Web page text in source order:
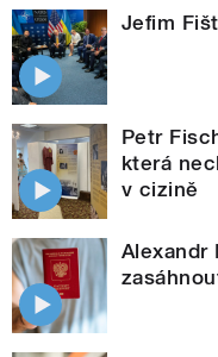
Jefim
Petr
která
v cizině
Alexandr